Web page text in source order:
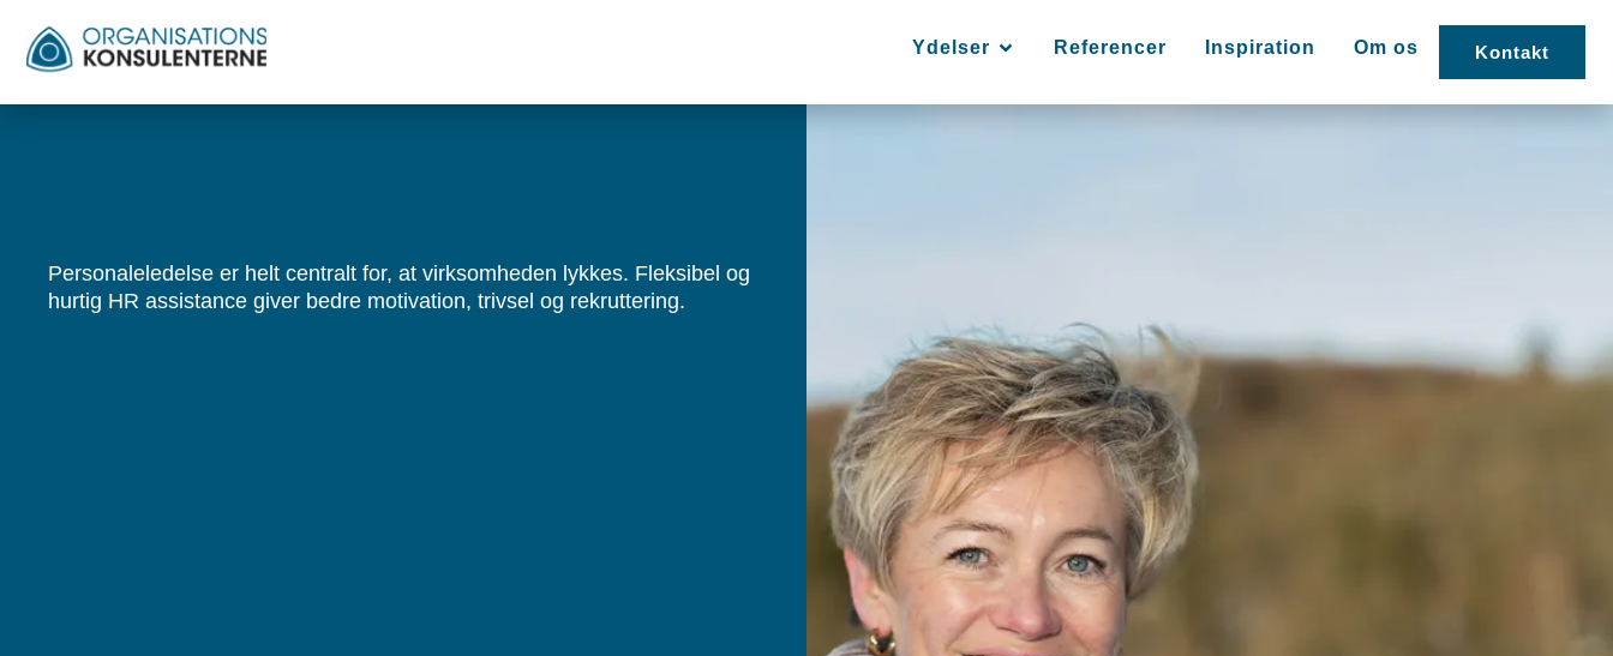
Ydelser Referencer Inspiration Om os Kontakt
Personaleledelse er helt centralt for, at virksomheden lykkes. Fleksibel og
hurtig HR assistance giver bedre motivation, trivsel og rekruttering.